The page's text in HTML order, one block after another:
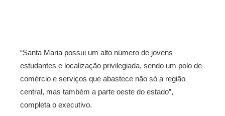
“Santa Maria possui um alto número de jovens
estudantes e localização privilegiada, sendo um polo de
comércio e serviços que abastece não só a região
central, mas também a parte oeste do estado”,
completa o executivo.